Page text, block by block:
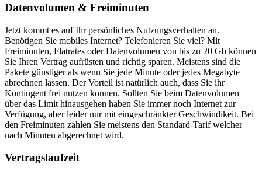
Datenvolumen & Freiminuten
Jetzt kommt es auf Ihr persönliches Nutzungsverhalten an.
Benötigen Sie mobiles Internet? Telefonieren Sie viel? Mit
Freiminuten, Flatrates oder Datenvolumen von bis zu 20 Gb können
Sie Ihren Vertrag aufrüsten und richtig sparen. Meistens sind die
Pakete günstiger als wenn Sie jede Minute oder jedes Megabyte
abrechnen lassen. Der Vorteil ist natürlich auch, dass Sie ihr
Kontingent frei nutzen können. Sollten Sie beim Datenvolumen
über das Limit hinausgehen haben Sie immer noch Internet zur
Verfügung, aber leider nur mit eingeschränkter Geschwindikeit. Bei
den Freiminuten zahlen Sie meistens den Standard-Tarif welcher
nach Minuten abgerechnet wird.
Vertragslaufzeit